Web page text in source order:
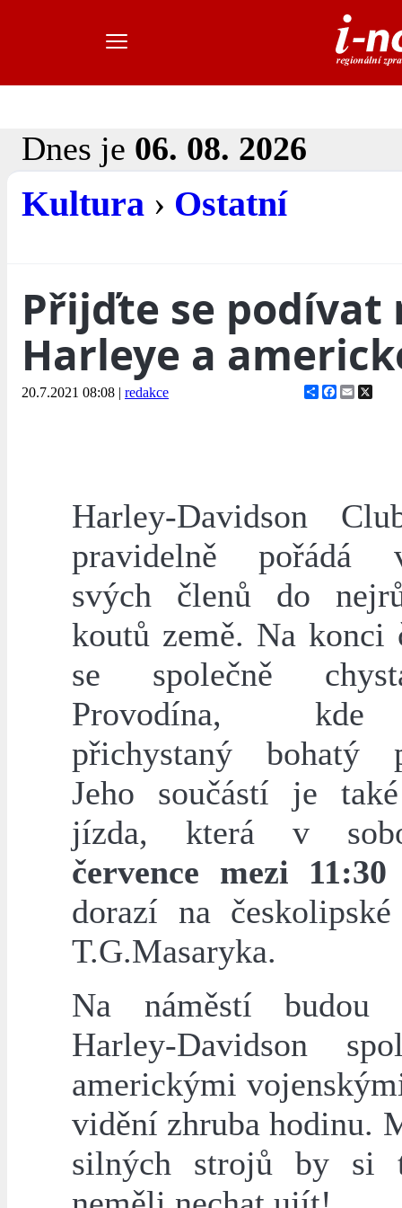
Dnes je 06. 08. 2026
Kultura › Ostatní
Přijďte se podívat
Harleye a
20.7.2021 08:08 | redakce ShareFacebook
Email
Harley-Davidson
pravidelně pořádá
svých členů do
koutů země. Na konci
se společně
Provodína,
přichystaný bohatý
Jeho součástí je
jízda, která v
července mezi
dorazí na
T.G.Masaryka.
Na náměstí budou
Harley-Davidson
americkými
vidění zhruba hodinu.
silných strojů by si